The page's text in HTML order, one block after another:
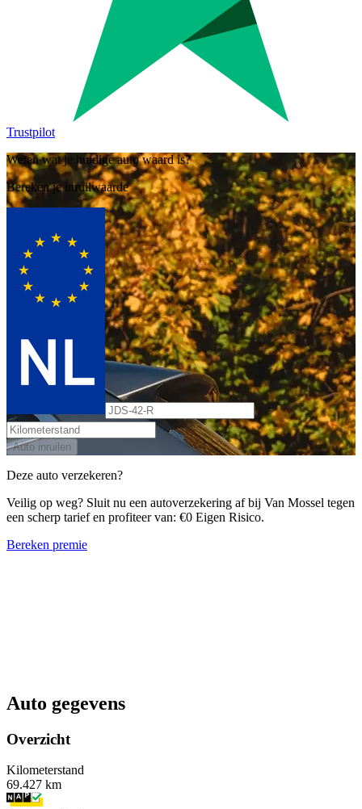
Trustpilot
Weten wat je huidige auto waard is?
Bereken je inruilwaarde
Auto inruilen
Deze auto verzekeren?
Veilig op weg? Sluit nu een autoverzekering af bij Van Mossel tegen
een scherp tarief en profiteer van: €0 Eigen Risico.
Bereken premie
Auto gegevens
Overzicht
Kilometerstand
69.427 km